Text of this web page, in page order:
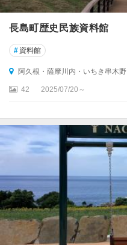
長島町歴史民族資料館
# 資料館
阿久根・薩摩川内・いちき串木野
42 2025/07/20～